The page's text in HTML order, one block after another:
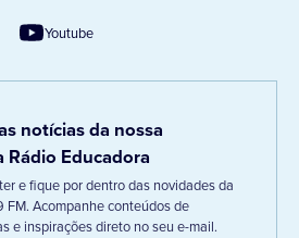
Youtube
notícias da nossa
Rádio Educadora
e fique por dentro das novidades da
FM. Acompanhe conteúdos de
e inspirações direto no seu e-mail.